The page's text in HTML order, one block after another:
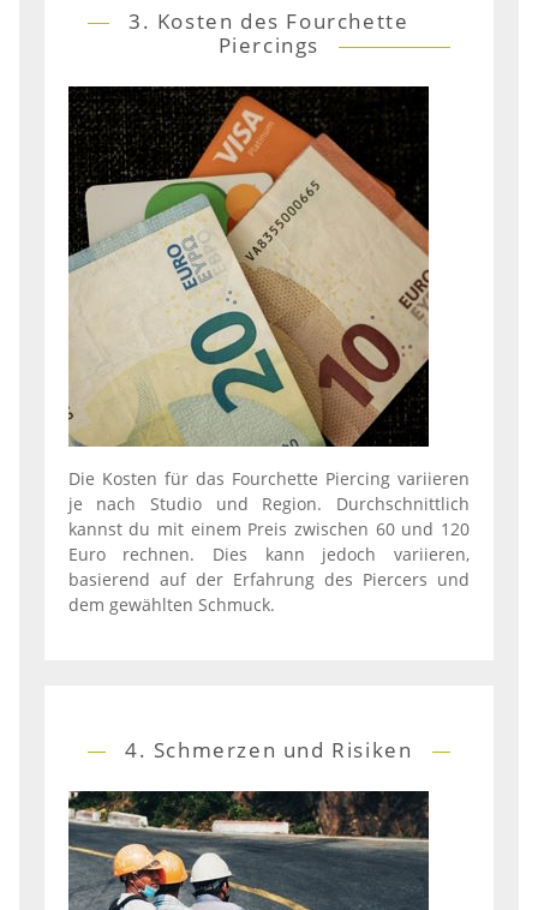
3. Kosten des Fourchette
Piercings
Die Kosten für das Fourchette Piercing variieren
je nach Studio und Region. Durchschnittlich
kannst du mit einem Preis zwischen 60 und 120
Euro rechnen. Dies kann jedoch variieren,
basierend auf der Erfahrung des Piercers und
dem gewählten Schmuck.
4. Schmerzen und Risiken